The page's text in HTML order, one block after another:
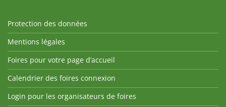
Protection des données
Mentions légales
Foires pour votre page d’accueil
Calendrier des foires connexion
Login pour les organisateurs de foires